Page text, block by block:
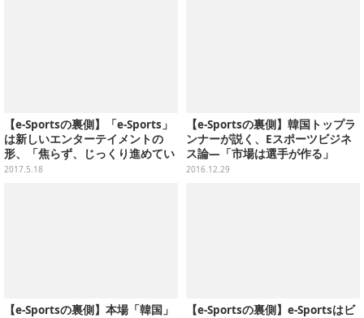
【e-Sportsの裏側】「e-Sports」
は新しいエンターテイメントの
形、「焦らず、じっくり進めてい
く。」―ウォーゲーミングジャパ
2017.5.18
【e-Sportsの裏側】韓国トップラ
ンナーが説く、Eスポーツビジネ
ス論―「市場は選手が作る」
2016.12.29
【e-Sportsの裏側】本場「韓国」
【e-Sportsの裏側】e-Sportsはビ